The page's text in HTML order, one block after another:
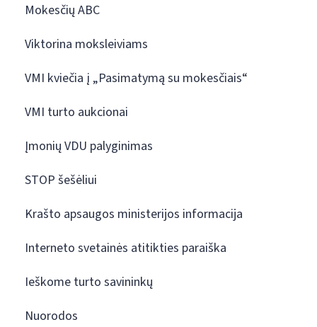
Mokesčių ABC
Viktorina moksleiviams
VMI kviečia į „Pasimatymą su mokesčiais“
VMI turto aukcionai
Įmonių VDU palyginimas
STOP šešėliui
Krašto apsaugos ministerijos informacija
Interneto svetainės atitikties paraiška
Ieškome turto savininkų
Nuorodos